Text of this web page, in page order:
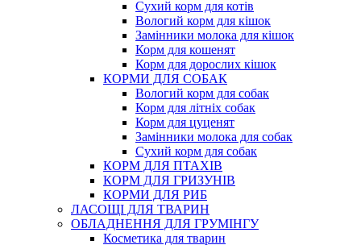
Сухий корм для котів
Вологий корм для кішок
Замінники молока для кішок
Корм для кошенят
Корм для дорослих кішок
КОРМИ ДЛЯ СОБАК
Вологий корм для собак
Корм для літніх собак
Корм для цуценят
Замінники молока для собак
Сухий корм для собак
КОРМ ДЛЯ ПТАХІВ
КОРМ ДЛЯ ГРИЗУНІВ
КОРМИ ДЛЯ РИБ
ЛАСОЩІ ДЛЯ ТВАРИН
ОБЛАДНЕННЯ ДЛЯ ГРУМІНГУ
Косметика для тварин